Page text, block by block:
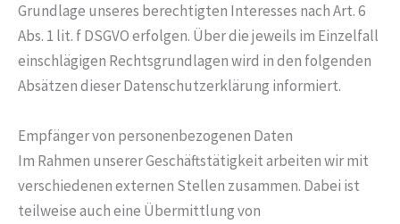
Grundlage unseres berechtigten Interesses nach Art. 6
Abs. 1 lit. f DSGVO erfolgen. Über die jeweils im Einzelfall
einschlägigen Rechtsgrundlagen wird in den folgenden
Absätzen dieser Datenschutzerklärung informiert.
Empfänger von personenbezogenen Daten
Im Rahmen unserer Geschäftstätigkeit arbeiten wir mit
verschiedenen externen Stellen zusammen. Dabei ist
teilweise auch eine Übermittlung von